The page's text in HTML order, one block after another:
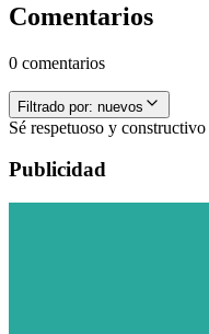
Comentarios
0 comentarios
Filtrado por: nuevos
Sé respetuoso y constructivo
Publicidad